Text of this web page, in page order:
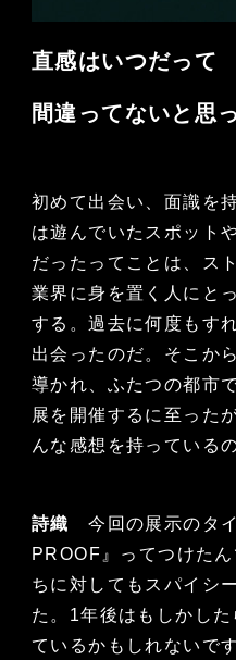
直感はいつだって
間違ってないと思
初めて出会い、面識を
は遊んでいたスポット
だったってことは、ス
業界に身を置く人にと
する。過去に何度もす
出会ったのだ。そこか
導かれ、ふたつの都市
展を開催するに至った
んな感想を持っている
詩織今回の展示のタ
PROOF』ってつけた
ちに対してもスパイシ
た。1年後はもしかし
ているかもしれないで